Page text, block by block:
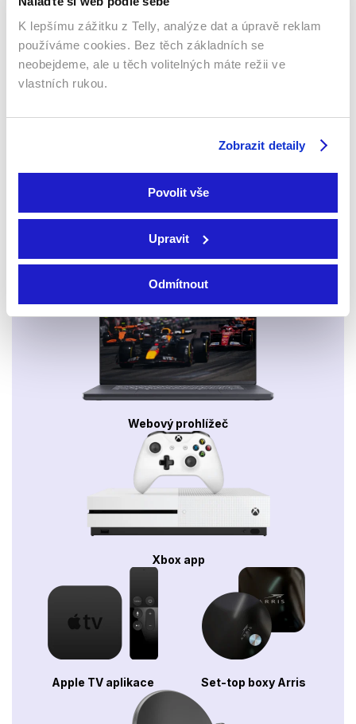
K lepšímu zážitku z Telly, analýze dat a úpravě reklam
používáme cookies. Bez těch základních se
neobejdeme, ale u těch volitelných máte režii ve
vlastních rukou.
Zobrazit detaily
Povolit vše
Upravit
Odmítnout
Mobily a tablety (Android a Apple)
Webový prohlížeč
Xbox app
Apple TV aplikace Set-top boxy Arris